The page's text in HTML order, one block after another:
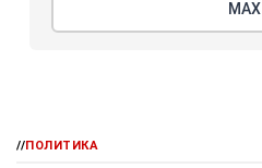
МАХ
//ПОЛИТИКА